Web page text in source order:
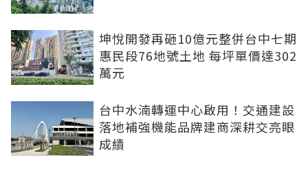
坤悅開發再砸10億元整併台中七期
惠民段76地號土地 每坪單價達302
萬元
台中水湳轉運中心啟用！交通建設
落地補強機能品牌建商深耕交亮眼
成績